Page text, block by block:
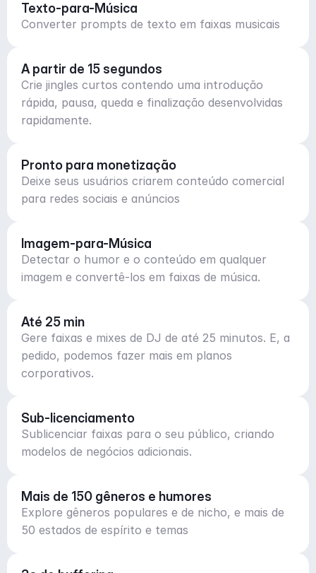
Texto-para-Música
Converter prompts de texto em faixas musicais
A partir de 15 segundos
Crie jingles curtos contendo uma introdução
rápida, pausa, queda e finalização desenvolvidas
rapidamente.
Pronto para monetização
Deixe seus usuários criarem conteúdo comercial
para redes sociais e anúncios
Imagem-para-Música
Detectar o humor e o conteúdo em qualquer
imagem e convertê-los em faixas de música.
Até 25 min
Gere faixas e mixes de DJ de até 25 minutos. E, a
pedido, podemos fazer mais em planos
corporativos.
Sub-licenciamento
Sublicenciar faixas para o seu público, criando
modelos de negócios adicionais.
Mais de 150 gêneros e humores
Explore gêneros populares e de nicho, e mais de
50 estados de espírito e temas